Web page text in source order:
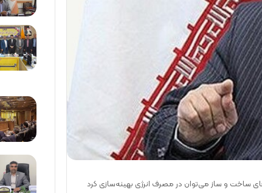
ساخت و ساز می‌توان در مصرف انرژی بهینه‌سازی کرد